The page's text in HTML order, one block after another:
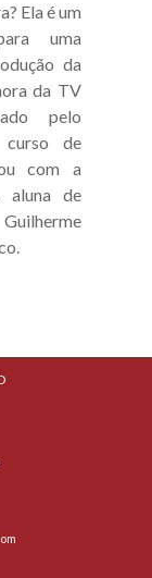
Ela é um
uma
da
da TV
pelo
curso de
com a
aluna de